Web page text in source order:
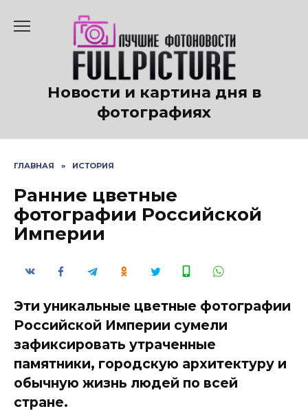
содержанию
Новости и картина дня в
фотографиях
ГЛАВНАЯ » ИСТОРИЯ
Ранние цветные
фотографии Российской
Империи
Эти уникальные цветные фотографии
Российской Империи сумели
зафиксировать утраченные
памятники, городскую архитектуру и
обычную жизнь людей по всей
стране.